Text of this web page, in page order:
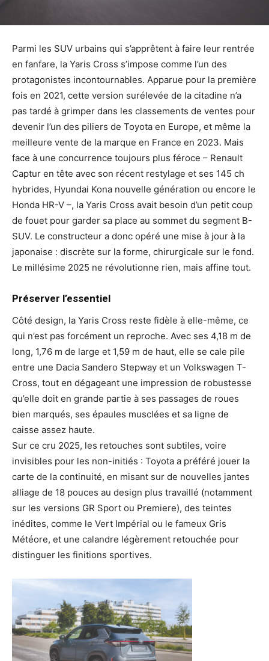
Parmi les SUV urbains qui s’apprêtent à faire leur rentrée
en fanfare, la Yaris Cross s’impose comme l’un des
protagonistes incontournables. Apparue pour la première
fois en 2021, cette version surélevée de la citadine n’a
pas tardé à grimper dans les classements de ventes pour
devenir l’un des piliers de Toyota en Europe, et même la
meilleure vente de la marque en France en 2023. Mais
face à une concurrence toujours plus féroce – Renault
Captur en tête avec son récent restylage et ses 145 ch
hybrides, Hyundai Kona nouvelle génération ou encore le
Honda HR-V –, la Yaris Cross avait besoin d’un petit coup
de fouet pour garder sa place au sommet du segment B-
SUV. Le constructeur a donc opéré une mise à jour à la
japonaise : discrète sur la forme, chirurgicale sur le fond.
Le millésime 2025 ne révolutionne rien, mais affine tout.
Préserver l’essentiel
Côté design, la Yaris Cross reste fidèle à elle-même, ce
qui n’est pas forcément un reproche. Avec ses 4,18 m de
long, 1,76 m de large et 1,59 m de haut, elle se cale pile
entre une Dacia Sandero Stepway et un Volkswagen T-
Cross, tout en dégageant une impression de robustesse
qu’elle doit en grande partie à ses passages de roues
bien marqués, ses épaules musclées et sa ligne de
caisse assez haute.
Sur ce cru 2025, les retouches sont subtiles, voire
invisibles pour les non-initiés : Toyota a préféré jouer la
carte de la continuité, en misant sur de nouvelles jantes
alliage de 18 pouces au design plus travaillé (notamment
sur les versions GR Sport ou Premiere), des teintes
inédites, comme le Vert Impérial ou le fameux Gris
Météore, et une calandre légèrement retouchée pour
distinguer les finitions sportives.